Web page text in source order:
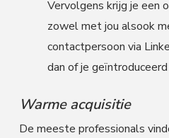
Vervolgens krijg je een
zowel met jou alsook
contactpersoon via
dan of je
Warme acquisitie
De meeste professionals